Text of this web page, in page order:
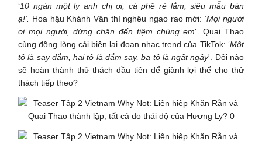
‘10 ngàn một ly anh chị ơi, cà phê rẻ lắm, siêu mẫu bán
ạ!'. Hoa hậu Khánh Vân thì nghêu ngao rao mời: ‘Mọi người
ơi mọi người, dừng chân đến tiệm chúng em'. Quai Thao
cùng đồng lòng cải biên lại đoạn nhạc trend của TikTok: ‘Một
tô là say đắm, hai tô là đắm say, ba tô là ngất ngây'. Đội nào
sẽ hoàn thành thử thách đầu tiên để giành lợi thế cho thử
thách tiếp theo?